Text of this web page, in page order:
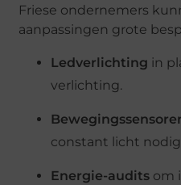
Friese ondernemers
aanpassingen grote
Ledverlichting in
verlichting.
constant licht nodig
Energie-audits om